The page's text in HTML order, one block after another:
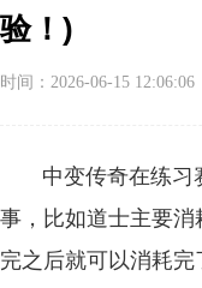
验！)
时间：2026-06-15 12:06:06
中变传奇在练习赛
事，比如道士主要
完之后就可以消耗